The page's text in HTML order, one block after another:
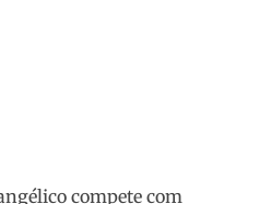
compete com